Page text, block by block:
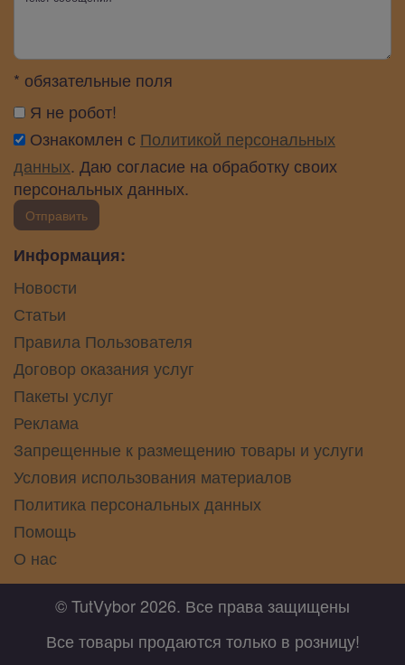
* обязательные поля
Я не робот!
Ознакомлен с Политикой персональных
данных. Даю согласие на обработку своих
персональных данных.
Отправить
Информация:
Новости
Статьи
Правила Пользователя
Договор оказания услуг
Пакеты услуг
Реклама
Запрещенные к размещению товары и услуги
Условия использования материалов
Политика персональных данных
Помощь
О нас
© TutVybor 2026. Все права защищены
Все товары продаются только в розницу!